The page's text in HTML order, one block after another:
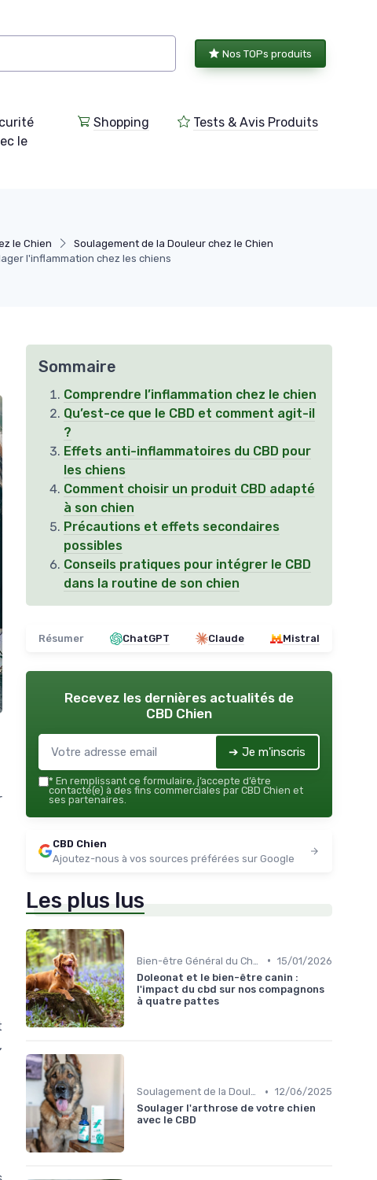
Nos TOPs produits
le
Shopping Tests & Avis Produits
le Chien
Soulagement de la Douleur chez le Chien
l'inflammation chez les chiens
Sommaire
Comprendre l’inflammation chez le chien
Qu’est-ce que le CBD et comment agit-il
?
Effets anti-inflammatoires du CBD pour
les chiens
Comment choisir un produit CBD adapté
à son chien
Précautions et effets secondaires
possibles
Conseils pratiques pour intégrer le CBD
dans la routine de son chien
Résumer ChatGPT Claude Mistral
Recevez les dernières actualités de
CBD Chien
➔ Je m'inscris
* En remplissant ce formulaire, j’accepte d’être
contacté(e) à des fins commerciales par CBD Chien et
ses partenaires.
CBD Chien
Ajoutez-nous à vos sources préférées sur Google
Les plus lus
• 15/01/2026
Doleonat et le bien-être canin :
l'impact du cbd sur nos compagnons
à quatre pattes
Soulagement de la Douleur chez le Chien • 12/06/2025
Soulager l'arthrose de votre chien
avec le CBD